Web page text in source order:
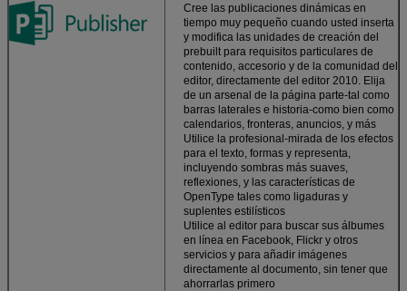
Cree las publicaciones dinámicas en
tiempo muy pequeño cuando usted inserta
y modifica las unidades de creación del
prebuilt para requisitos particulares de
contenido, accesorio y de la comunidad del
editor, directamente del editor 2010. Elija
de un arsenal de la página parte-tal como
barras laterales e historia-como bien como
calendarios, fronteras, anuncios, y más
Utilice la profesional-mirada de los efectos
para el texto, formas y representa,
incluyendo sombras más suaves,
reflexiones, y las características de
OpenType tales como ligaduras y
suplentes estilísticos
Utilice al editor para buscar sus álbumes
en línea en Facebook, Flickr y otros
servicios y para añadir imágenes
directamente al documento, sin tener que
ahorrarlas primero